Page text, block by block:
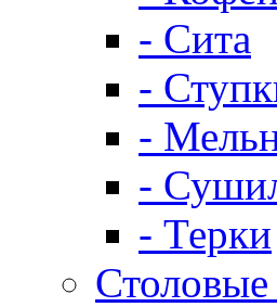
- Сита
-
-
-
- Терки